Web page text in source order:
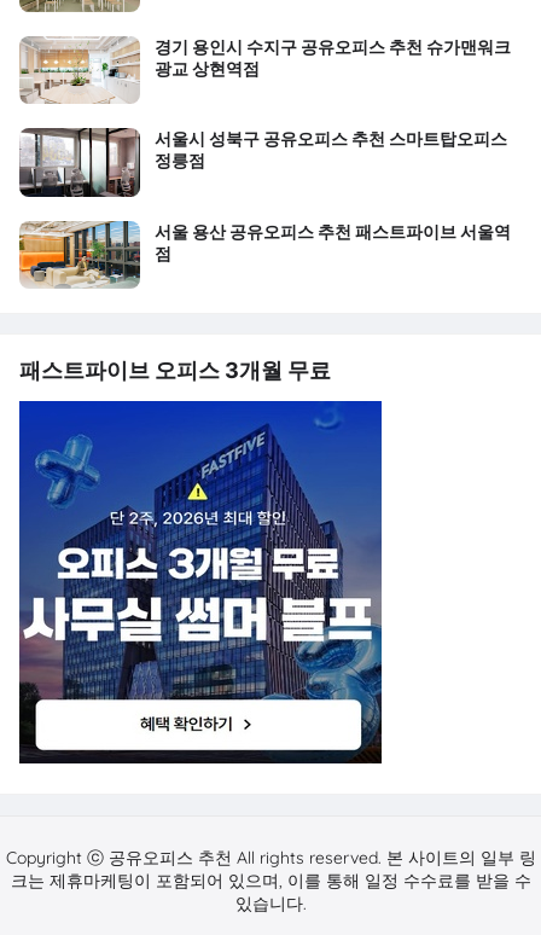
경기 용인시 수지구 공유오피스 추천 슈가맨워크
광교 상현역점
서울시 성북구 공유오피스 추천 스마트탑오피스
정릉점
서울 용산 공유오피스 추천 패스트파이브 서울역
점
패스트파이브 오피스 3개월 무료
Copyright ⓒ 공유오피스 추천 All rights reserved. 본 사이트의 일부 링
크는 제휴마케팅이 포함되어 있으며, 이를 통해 일정 수수료를 받을 수
있습니다.